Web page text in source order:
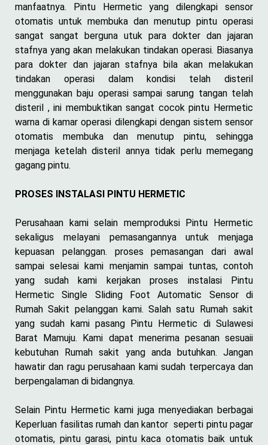
manfaatnya. Pintu Hermetic yang dilengkapi sensor
otomatis untuk membuka dan menutup pintu operasi
sangat sangat berguna utuk para dokter dan jajaran
stafnya yang akan melakukan tindakan operasi. Biasanya
para dokter dan jajaran stafnya bila akan melakukan
tindakan operasi dalam kondisi telah disteril
menggunakan baju operasi sampai sarung tangan telah
disteril , ini membuktikan sangat cocok pintu Hermetic
warna di kamar operasi dilengkapi dengan sistem sensor
otomatis membuka dan menutup pintu, sehingga
menjaga ketelah disteril annya tidak perlu memegang
gagang pintu.
PROSES INSTALASI PINTU HERMETIC
Perusahaan kami selain memproduksi Pintu Hermetic
sekaligus melayani pemasangannya untuk menjaga
kepuasan pelanggan. proses pemasangan dari awal
sampai selesai kami menjamin sampai tuntas, contoh
yang sudah kami kerjakan proses instalasi Pintu
Hermetic Single Sliding Foot Automatic Sensor di
Rumah Sakit pelanggan kami. Salah satu Rumah sakit
yang sudah kami pasang Pintu Hermetic di Sulawesi
Barat Mamuju. Kami dapat menerima pesanan sesuaii
kebutuhan Rumah sakit yang anda butuhkan. Jangan
hawatir dan ragu perusahaan kami sudah terpercaya dan
berpengalaman di bidangnya.
Selain Pintu Hermetic kami juga menyediakan berbagai
Keperluan fasilitas rumah dan kantor seperti pintu pagar
otomatis, pintu garasi, pintu kaca otomatis baik untuk